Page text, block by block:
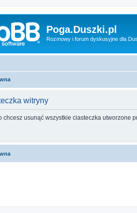
Poga.Duszki.pl
Rozmowy i forum dyskusyjne dla
witryny
chcesz usunąć wszystkie ciasteczka utworzone